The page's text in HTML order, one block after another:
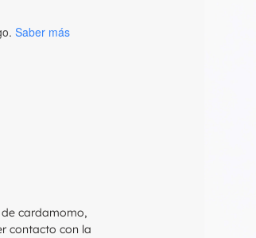
Saber más
cardamomo,
contacto con la